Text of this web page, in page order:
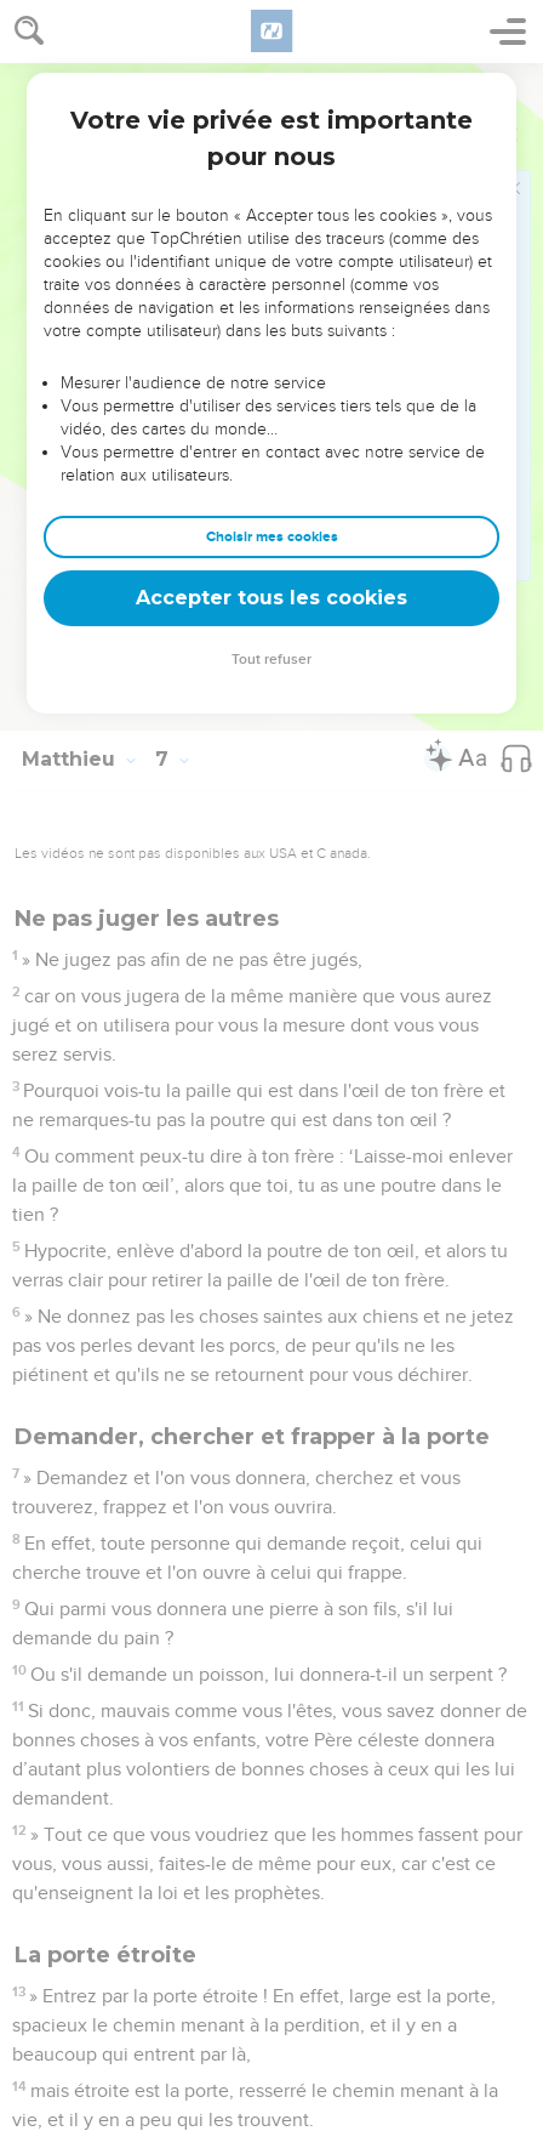
Matthieu 6
votre Père céleste les nourrit. Ne valez-vous pas beaucoup
plus qu'eux ?
Qui de vous, par ses inquiétudes, peut ajouter un instant à
Et pourquoi vous inquiéter au sujet du vêtement ? Etudiez
comment poussent les plus belles fleurs des champs : elles
cependant je vous dis que Salomon lui-même, dans toute
sa gloire, n'a pas eu d’aussi belles tenues que l'une d'elles.
Si Dieu habille ainsi l'herbe des champs, qui existe
aujourd'hui et qui demain sera jetée au feu, ne le fera-t-il pas
Ne vous inquiétez donc pas et ne dites pas : ‘Que
mangerons-nous ? Que boirons-nous ? Avec quoi nous
habillerons-nous ?’
32
peuples qui le recherchent. Or, votre Père céleste sait que
vous en avez besoin.
Recherchez d'abord le royaume et la justice de Dieu, et
tout cela vous sera donné en plus.
Ne vous inquiétez donc pas du lendemain, car le
Matthieu 7
Les vidéos ne sont pas disponibles aux USA et C anada.
Ne pas juger les autres
1 » Ne jugez pas afin de ne pas être jugés,
2 car on vous jugera de la même manière que vous aurez
jugé et on utilisera pour vous la mesure dont vous vous
serez servis.
3 Pourquoi vois-tu la paille qui est dans l'œil de ton frère et
ne remarques-tu pas la poutre qui est dans ton œil ?
4 Ou comment peux-tu dire à ton frère : ‘Laisse-moi enlever
la paille de ton œil’, alors que toi, tu as une poutre dans le
tien ?
5 Hypocrite, enlève d'abord la poutre de ton œil, et alors tu
verras clair pour retirer la paille de l'œil de ton frère.
6 » Ne donnez pas les choses saintes aux chiens et ne jetez
pas vos perles devant les porcs, de peur qu'ils ne les
piétinent et qu'ils ne se retournent pour vous déchirer.
Demander, chercher et frapper à la porte
7 » Demandez et l'on vous donnera, cherchez et vous
trouverez, frappez et l'on vous ouvrira.
8 En effet, toute personne qui demande reçoit, celui qui
cherche trouve et l'on ouvre à celui qui frappe.
9 Qui parmi vous donnera une pierre à son fils, s'il lui
demande du pain ?
10 Ou s'il demande un poisson, lui donnera-t-il un serpent ?
11 Si donc, mauvais comme vous l'êtes, vous savez donner de
bonnes choses à vos enfants, votre Père céleste donnera
d’autant plus volontiers de bonnes choses à ceux qui les lui
demandent.
12 » Tout ce que vous voudriez que les hommes fassent pour
vous, vous aussi, faites-le de même pour eux, car c'est ce
qu'enseignent la loi et les prophètes.
La porte étroite
13 » Entrez par la porte étroite ! En effet, large est la porte,
spacieux le chemin menant à la perdition, et il y en a
beaucoup qui entrent par là,
14 mais étroite est la porte, resserré le chemin menant à la
vie, et il y en a peu qui les trouvent.
Votre vie privée est importante
pour nous
En cliquant sur le bouton « Accepter tous les cookies », vous
acceptez que TopChrétien utilise des traceurs (comme des
cookies ou l'identifiant unique de votre compte utilisateur) et
traite vos données à caractère personnel (comme vos
données de navigation et les informations renseignées dans
votre compte utilisateur) dans les buts suivants :
Mesurer l'audience de notre service
Vous permettre d'utiliser des services tiers tels que de la
vidéo, des cartes du monde…
Vous permettre d'entrer en contact avec notre service de
relation aux utilisateurs.
Choisir mes cookies
Accepter tous les cookies
Tout refuser